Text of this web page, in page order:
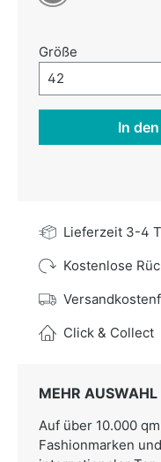
Grau
Größe
Größe-Auswahl
42
In
Lieferzeit 3-4
Kostenlose
Click & Collect
MEHR
Auf über 10.000
Fashionmarken